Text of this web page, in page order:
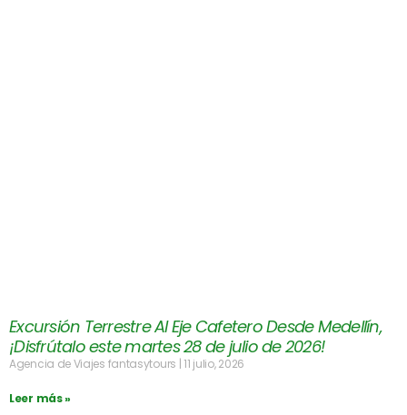
Excursión Terrestre Al Eje Cafetero Desde Medellín,
¡Disfrútalo este martes 28 de julio de 2026!
Agencia de Viajes fantasytours 11 julio, 2026
Leer más »